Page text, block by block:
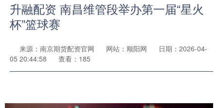
升融配资 南昌维管段举办第一届“星火
杯”篮球赛
来源：南京期货配资官网 网站：顺阳网
日期：2026-04-
05 20:44:58
查看：185